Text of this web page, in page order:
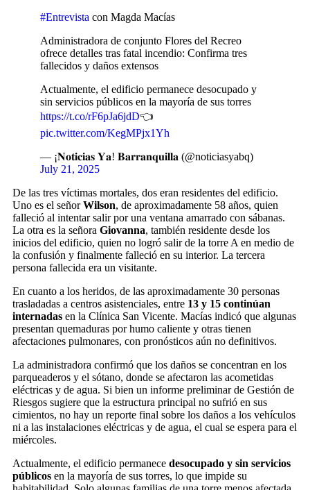
#Entrevista con Magda Macías
Administradora de conjunto Flores del Recreo
ofrece detalles tras fatal incendio: Confirma tres
fallecidos y daños extensos
Actualmente, el edificio permanece desocupado y
sin servicios públicos en la mayoría de sus torres
https://t.co/rF6pJa6jdD👈
pic.twitter.com/KegMPjx1Yh
— ¡𝐍𝐨𝐭𝐢𝐜𝐢𝐚𝐬 𝐘𝐚! 𝐁𝐚𝐫𝐫𝐚𝐧𝐪𝐮𝐢𝐥𝐥𝐚 (@noticiasyabq)
July 21, 2025
De las tres víctimas mortales, dos eran residentes del edificio.
Uno es el señorWilson, de aproximadamente 58 años, quien
falleció al intentar salir por una ventana amarrado con sábanas.
La otra es la señora Giovanna, también residente desde los
inicios del edificio, quien no logró salir de la torre A en medio de
la confusión y finalmente falleció en su interior. La tercera
persona fallecida era un visitante.
En cuanto a los heridos, de las aproximadamente 30 personas
trasladadas a centros asistenciales, entre 13 y 15 continúan
internadas en la Clínica San Vicente. Macías indicó que algunas
presentan quemaduras por humo caliente y otras tienen
afectaciones pulmonares, con pronósticos aún no definitivos.
La administradora confirmó que los daños se concentran en los
parqueaderos y el sótano, donde se afectaron las acometidas
eléctricas y de agua. Si bien un informe preliminar de Gestión de
Riesgos sugiere que la estructura principal no sufrió en sus
cimientos, no hay un reporte final sobre los daños a los vehículos
ni a las instalaciones eléctricas y de agua, el cual se espera para el
miércoles.
Actualmente, el edificio permanece desocupado y sin servicios
públicos en la mayoría de sus torres, lo que impide su